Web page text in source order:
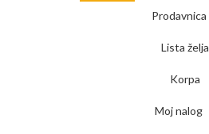
Prodavnica
Lista želja
Korpa
Moj nalog